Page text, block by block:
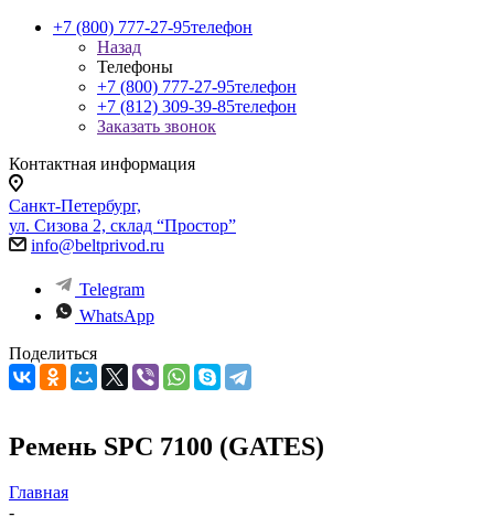
+7 (800) 777-27-95телефон
Назад
Телефоны
+7 (800) 777-27-95телефон
+7 (812) 309-39-85телефон
Заказать звонок
Контактная информация
Санкт-Петербург,
ул. Сизова 2, склад “Простор”
info@beltprivod.ru
Telegram
WhatsApp
Поделиться
Ремень SPC 7100 (GATES)
Главная
-